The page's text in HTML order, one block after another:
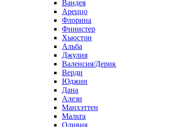
Вандея
Ареццо
Флорина
Финистер
Хьюстон
Альба
Джулия
Валенсия/Дерик
Верди
Юджин
Дана
Алези
Манхэттен
Мальта
Оливия